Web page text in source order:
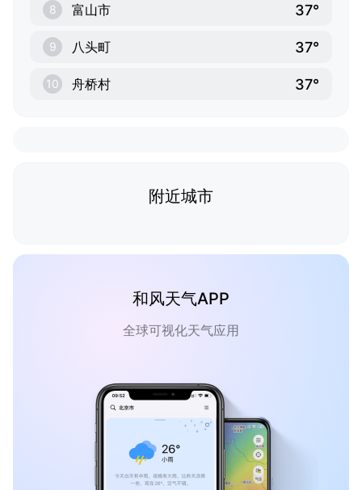
8 富山市 37°
9 八头町 37°
10 舟桥村 37°
附近城市
和风天气APP
全球可视化天气应用